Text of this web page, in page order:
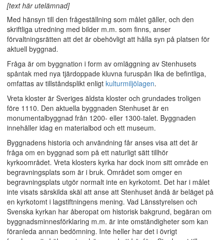
[text här utelämnad]
Med hänsyn till den frågeställning som målet gäller, och den
skriftliga utredning med bilder m.m. som finns, anser
förvaltningsrätten att det är obehövligt att hålla syn på platsen för
aktuell byggnad.
Fråga är om byggnation i form av omläggning av Stenhusets
spåntak med nya tjärdoppade kluvna furuspån lika de befintliga,
omfattas av tillståndsplikt enligt kulturmiljölagen.
Vreta kloster är Sveriges äldsta kloster och grundades troligen
före 1110. Den aktuella byggnaden Stenhuset är en
monumentalbyggnad från 1200- eller 1300-talet. Byggnaden
innehåller idag en materialbod och ett museum.
Byggnadens historia och användning får anses visa att det är
fråga om en byggnad som på ett naturligt sätt tillhör
kyrkoområdet. Vreta klosters kyrka har dock inom sitt område en
begravningsplats som är i bruk. Området som omger en
begravningsplats utgör normalt inte en kyrkotomt. Det har i målet
inte visats särskilda skäl att anse att Stenhuset ändå är beläget på
en kyrkotomt i lagstiftningens mening. Vad Länsstyrelsen och
Svenska kyrkan har åberopat om historisk bakgrund, begäran om
byggnadsminnesförklaring m.m. är inte omständigheter som kan
föranleda annan bedömning. Inte heller har det i övrigt